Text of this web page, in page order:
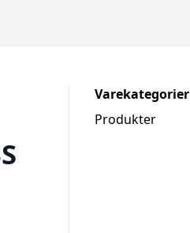
Varekategorier
Produkter